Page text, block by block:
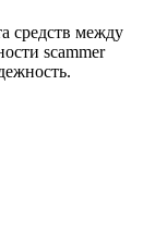
средств между
scammer